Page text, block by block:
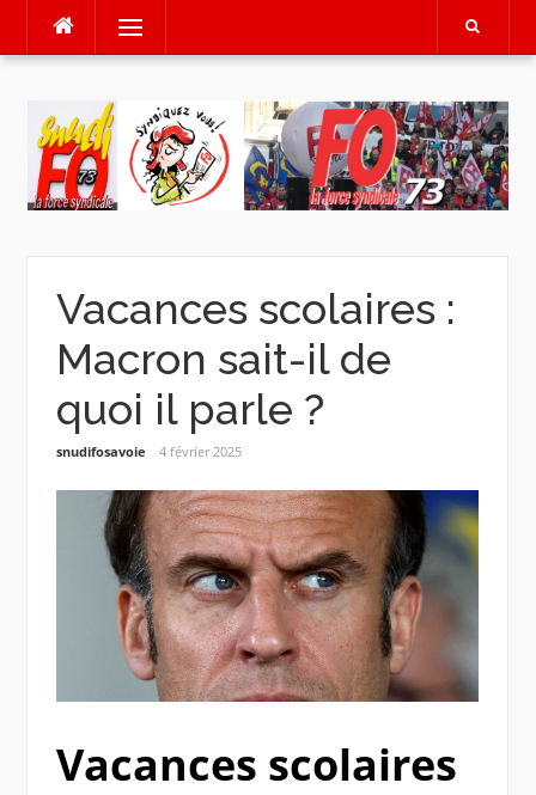
contenu
Menu
Vacances scolaires :
Macron sait-il de
quoi il parle ?
snudifosavoie 4 février 2025
Vacances scolaires